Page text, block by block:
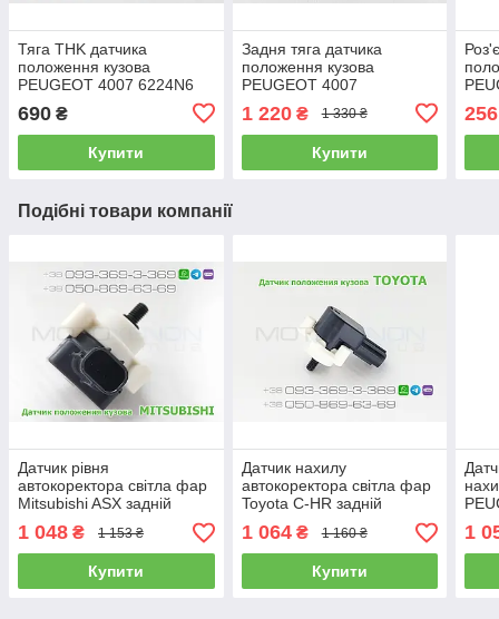
Тяга THK датчика
положення кузова
PEUGEOT 4007 6224N6
фар AFS (Японія)
690 ₴
Купити
Задня тяга датчика
положення кузова
PEUGEOT 4007
ОРИГІНАЛ 6224N6 тяжка
коректора фар AFS
1 220₴ 1 330 ₴
Купити
256
Подібні товари компанії
Датчик рівня
автокоректора світла фар
Mitsubishi ASX задній
8651A047 висоти
положення нахилу кузова
(AFS)
1 048 ₴ 1 153 ₴
Купити
Датчик нахилу
автокоректора світла фар
Toyota C-HR задній
8940847020, 89408-47020
висоти рівня кузова (AFS)
1 064₴ 1 160 ₴
Купити
1